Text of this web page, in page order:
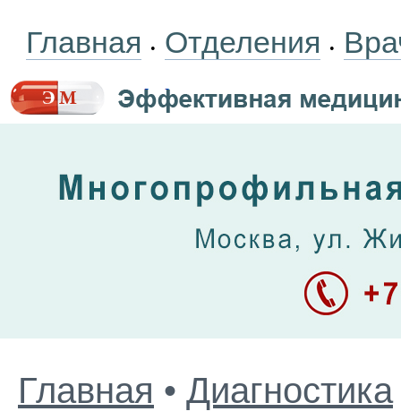
Главная • Отделения •
Главная • Диагностика